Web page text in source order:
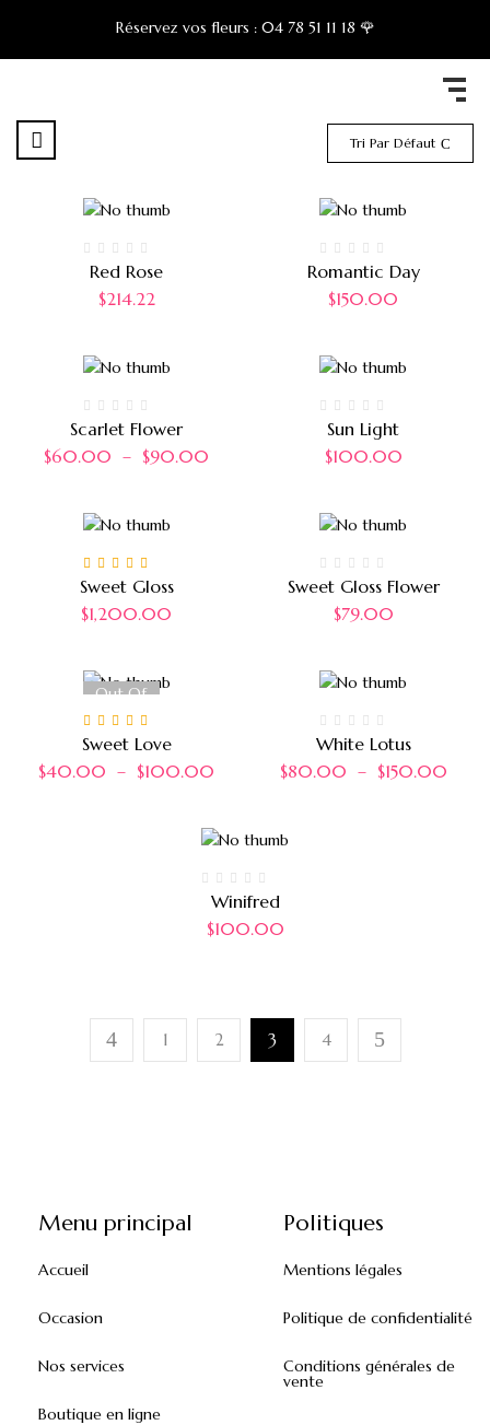
Réservez vos fleurs : 04 78 51 11 18 🌹
Tri Par Défaut
Red Rose
$214.22
Romantic Day
$150.00
Scarlet Flower
$60.00 – $90.00
Sun Light
$100.00
Note5.00sur 5
Sweet Gloss
$1,200.00
Sweet Gloss Flower
$79.00
Out Of
Stock
Note5.00sur 5
Sweet Love
$40.00 – $100.00
White Lotus
$80.00 – $150.00
Winifred
$100.00
1 2 3 4
Menu principal
Accueil
Occasion
Nos services
Boutique en ligne
Politiques
Mentions légales
Politique de confidentialité
Conditions générales de
vente